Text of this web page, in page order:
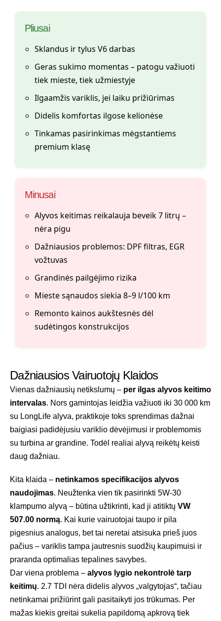
Pliusai
Sklandus ir tylus V6 darbas
Geras sukimo momentas – patogu važiuoti
tiek mieste, tiek užmiestyje
Ilgaamžis variklis, jei laiku prižiūrimas
Didelis komfortas ilgose kelionėse
Tinkamas pasirinkimas mėgstantiems
premium klasę
Minusai
Alyvos keitimas reikalauja beveik 7 litrų –
nėra pigu
Dažniausios problemos: DPF filtras, EGR
vožtuvas
Grandinės pailgėjimo rizika
Mieste sąnaudos siekia 8–9 l/100 km
Remonto kainos aukštesnės dėl
sudėtingos konstrukcijos
Dažniausios Vairuotojų Klaidos
Vienas dažniausių netikslumų – per ilgas alyvos keitimo
intervalas. Nors gamintojas leidžia važiuoti iki 30 000 km
su LongLife alyva, praktikoje toks sprendimas dažnai
baigiasi padidėjusiu variklio dėvėjimusi ir problemomis
su turbina ar grandine. Todėl realiai alyvą reikėtų keisti
daug dažniau.
Kita klaida – netinkamos specifikacijos alyvos
naudojimas. Neužtenka vien tik pasirinkti 5W-30
klampumo alyvą – būtina užtikrinti, kad ji atitiktų VW
507.00 normą. Kai kurie vairuotojai taupo ir pila
pigesnius analogus, bet tai neretai atsisuka prieš juos
pačius – variklis tampa jautresnis suodžių kaupimuisi ir
praranda optimalias tepalines savybes.
Dar viena problema – alyvos lygio nekontrolė tarp
keitimų. 2.7 TDI nėra didelis alyvos „valgytojas“, tačiau
netinkamai prižiūrint gali pasitaikyti jos trūkumas. Per
mažas kiekis greitai sukelia papildomą apkrovą tiek